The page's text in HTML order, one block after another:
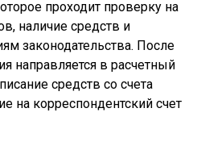
проходит проверку на
наличие средств и
законодательства. После
направляется в расчетный
средств со счета
на корреспондентский счет